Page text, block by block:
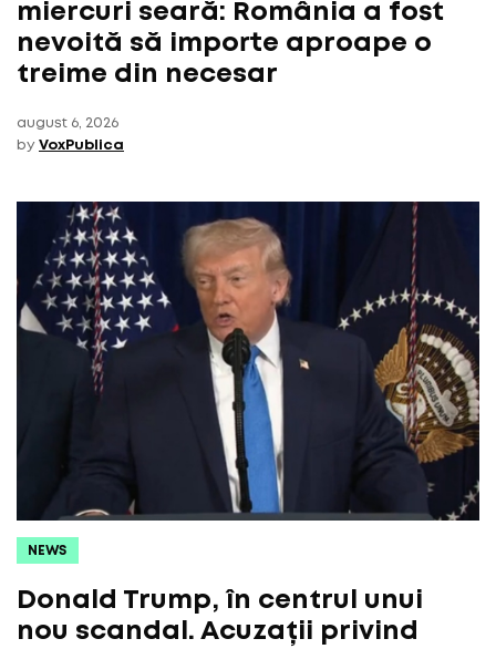
miercuri seară: România a fost
nevoită să importe aproape o
treime din necesar
august 6, 2026
by VoxPublica
NEWS
Donald Trump, în centrul unui
nou scandal. Acuzații privind